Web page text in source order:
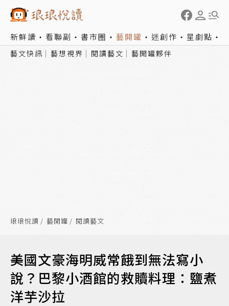
新鮮讀 看聯副 書市圈 藝開罐 迷創作 星劇點
藝文快訊 藝想視界 閱讀藝文 藝開罐夥伴
琅琅悅讀 藝開罐 閱讀藝文
美國文豪海明威常餓到無法寫小
說？巴黎小酒館的救贖料理：鹽煮
洋芋沙拉